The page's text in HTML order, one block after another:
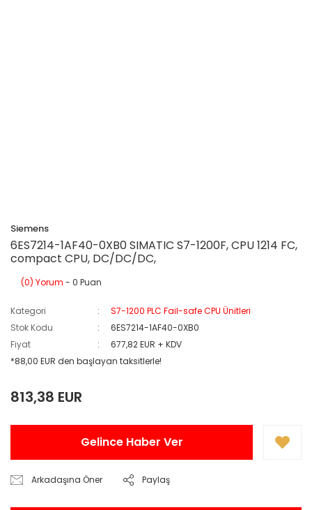
Siemens
6ES7214-1AF40-0XB0 SIMATIC S7-1200F, CPU 1214 FC,
compact CPU, DC/DC/DC,
(0) Yorum - 0 Puan
Kategori
S7-1200 PLC Fail-safe CPU Ünitleri
Stok Kodu
6ES7214-1AF40-0XB0
Fiyat
677,82 EUR + KDV
*88,00 EUR den başlayan taksitlerle!
813,38 EUR
Gelince Haber Ver
Arkadaşına Öner Paylaş